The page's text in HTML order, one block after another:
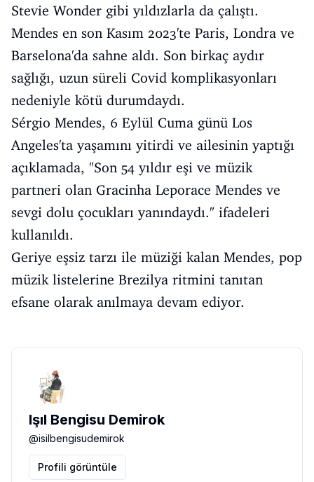
Stevie Wonder gibi yıldızlarla da çalıştı.
Mendes en son Kasım 2023'te Paris, Londra ve
Barselona'da sahne aldı. Son birkaç aydır
sağlığı, uzun süreli Covid komplikasyonları
nedeniyle kötü durumdaydı.
Sérgio Mendes, 6 Eylül Cuma günü Los
Angeles'ta yaşamını yitirdi ve ailesinin yaptığı
açıklamada, "Son 54 yıldır eşi ve müzik
partneri olan Gracinha Leporace Mendes ve
sevgi dolu çocukları yanındaydı." ifadeleri
kullanıldı.
Geriye eşsiz tarzı ile müziği kalan Mendes, pop
müzik listelerine Brezilya ritmini tanıtan
efsane olarak anılmaya devam ediyor.
Işıl Bengisu Demirok
@isilbengisudemirok
Profili görüntüle